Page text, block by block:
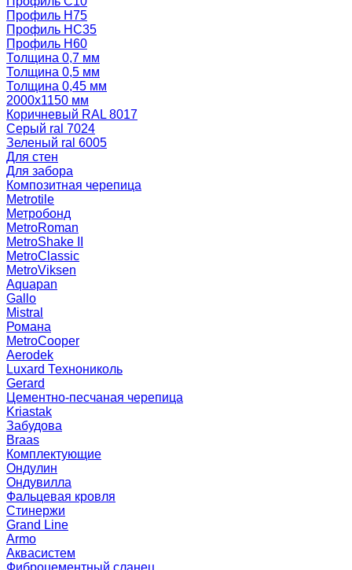
Профиль Н75
Профиль НС35
Профиль Н60
Толщина 0,7 мм
Толщина 0,5 мм
Толщина 0,45 мм
2000х1150 мм
Коричневый RAL 8017
Серый ral 7024
Зеленый ral 6005
Для стен
Для забора
Композитная черепица
Metrotile
Метробонд
MetroRoman
MetroShake II
MetroClassic
MetroViksen
Aquapan
Gallo
Mistral
Романа
MetroCooper
Aerodek
Luxard Технониколь
Gerard
Цементно-песчаная черепица
Kriastak
Забудова
Braas
Комплектующие
Ондулин
Ондувилла
Фальцевая кровля
Стинержи
Grand Line
Armo
Аквасистем
Фиброцементный сланец